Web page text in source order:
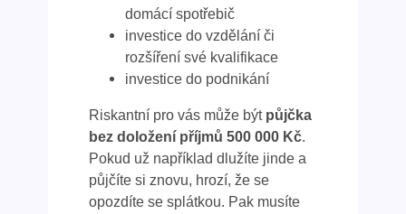
domácí spotřebič
investice do vzdělání či
rozšíření své kvalifikace
investice do podnikání
Riskantní pro vás může být půjčka
bez doložení příjmů 500 000 Kč.
Pokud už například dlužíte jinde a
půjčíte si znovu, hrozí, že se
opozdíte se splátkou. Pak musíte